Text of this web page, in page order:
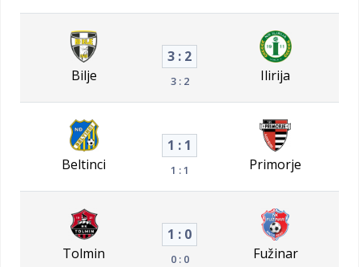
Bilje
3 : 2
3 : 2 Ilirija
Beltinci
1 : 1
1 : 1 Primorje
Tolmin
1 : 0
0 : 0 Fužinar